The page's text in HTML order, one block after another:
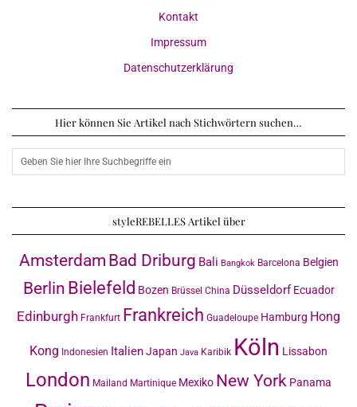
Kontakt
Impressum
Datenschutzerklärung
Hier können Sie Artikel nach Stichwörtern suchen…
styleREBELLES Artikel über
Amsterdam Bad Driburg Bali Bangkok Barcelona Belgien
Berlin Bielefeld Bozen Brüssel China Düsseldorf Ecuador
Edinburgh Frankfurt Frankreich Guadeloupe Hamburg Hong
Kong Indonesien ItalienJapan Java Karibik Köln Lissabon
London Mailand Martinique Mexiko New York Panama